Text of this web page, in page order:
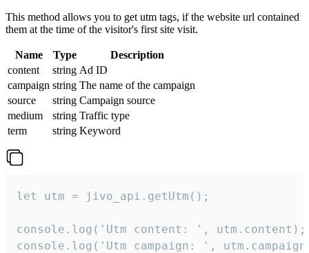
This method allows you to get utm tags, if the website url contained
them at the time of the visitor's first site visit.
Name Type
Description
content
string Ad ID
campaign string The name of the campaign
source
string Campaign source
medium
string Traffic type
term
string Keyword
let utm = jivo_api.getUtm();
console.log('Utm content: ', utm.content);
console.log('Utm campaign: ',